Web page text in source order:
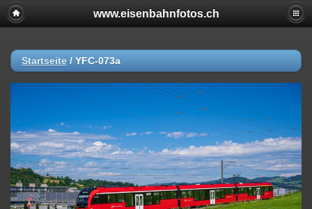
www.eisenbahnfotos.ch
Startseite / YFC-073a